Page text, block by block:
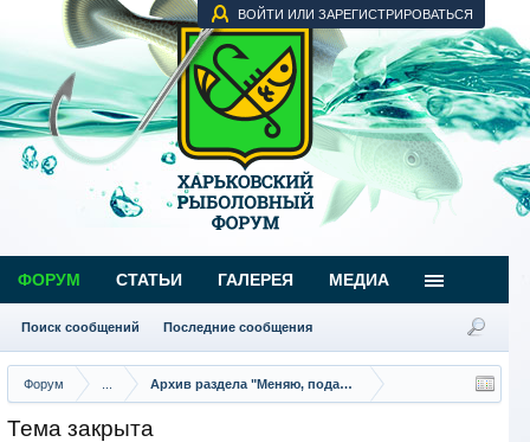
ВОЙТИ ИЛИ ЗАРЕГИСТРИРОВАТЬСЯ
Форум Архив раздела "Меняю, подарю"
Тема закрыта
ФОРУМ
Поиск сообщений Последние сообщения
СТАТЬИ ГАЛЕРЕЯ МЕДИА